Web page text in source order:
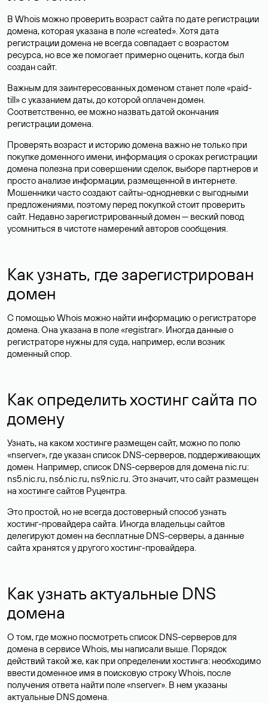
В Whois можно проверить возраст сайта по дате регистрации
домена, которая указана в поле «created». Хотя дата
регистрации домена не всегда совпадает с возрастом
ресурса, но все же помогает примерно оценить, когда был
создан сайт.
Важным для заинтересованных доменом станет поле «paid-
till» с указанием даты, до которой оплачен домен.
Соответственно, ее можно назвать датой окончания
регистрации домена.
Проверять возраст и историю домена важно не только при
покупке доменного имени, информация о сроках регистрации
домена полезна при совершении сделок, выборе партнеров и
просто анализе информации, размещенной в интернете.
Мошенники часто создают сайты-однодневки с выгодными
предложениями, поэтому перед покупкой стоит проверить
сайт. Недавно зарегистрированный домен — веский повод
усомниться в чистоте намерений авторов сообщения.
Как узнать, где зарегистрирован
домен
С помощью Whois можно найти информацию о регистраторе
домена. Она указана в поле «registrar». Иногда данные о
регистраторе нужны для суда, например, если возник
доменный спор.
Как определить хостинг сайта по
домену
Узнать, на каком хостинге размещен сайт, можно по полю
«nserver», где указан список DNS-серверов, поддерживающих
домен. Например, список DNS-серверов для домена nic.ru:
ns5.nic.ru, ns6.nic.ru, ns9.nic.ru. Это значит, что сайт размещен
на хостинге сайтов Руцентра.
Это простой, но не всегда достоверный способ узнать
хостинг-провайдера сайта. Иногда владельцы сайтов
делегируют домен на бесплатные DNS-серверы, а данные
сайта хранятся у другого хостинг-провайдера.
Как узнать актуальные DNS
домена
О том, где можно посмотреть список DNS-серверов для
домена в сервисе Whois, мы написали выше. Порядок
действий такой же, как при определении хостинга: необходимо
ввести доменное имя в поисковую строку Whois, после
получения ответа найти поле «nserver». В нем указаны
актуальные DNS домена.